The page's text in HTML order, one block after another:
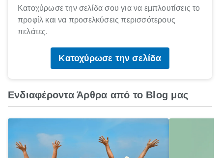
Κατοχύρωσε την σελίδα σου για να εμπλουτίσεις το
προφίλ και να προσελκύσεις περισσότερους
πελάτες.
Κατοχύρωσε την σελίδα
Ενδιαφέροντα Άρθρα από το Blog μας